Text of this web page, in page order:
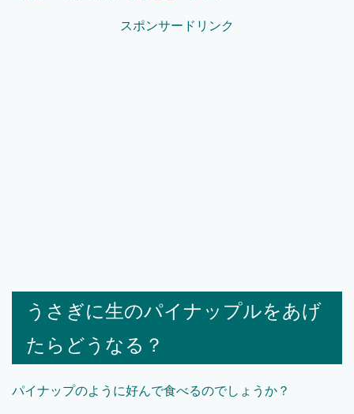
スポンサードリンク
うさぎに生のパイナップルをあげ
たらどうなる？
パイナップのように好んで食べるのでしょうか？